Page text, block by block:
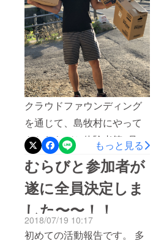
験者一人目が来た時、 うち
の従業員が熱中症で倒れ、
数日後、従業員に不幸があ
り・・ などなど 1日でも彼
らがいなかったら、、どう
なっていたのか・・ そして
そんな中で、彼らがいてく
れるおかげで、うちの子ど
もたちも 遊んだり、泳いだ
り、踊ったり、ご飯食べた
り、いたずらしたり。 「マ
マはお仕事だけど、お兄
ちゃんとお姉ちゃんがきて
くれるんだもんね」 「さみ
クラウドファウンディング
を通じて、島牧村にやって
きたむらびと体験者第1号
しょうた君！東京（日体
大）からアクティブな爽や
か青年がやってきました！
メモリアル動画 来村 初日
村人のご近所さんに挨拶ま
もっと見る
むらびと参加者が
遂に全員決定しま
した〜〜！！
2018/07/19 10:17
初めての活動報告です。 多